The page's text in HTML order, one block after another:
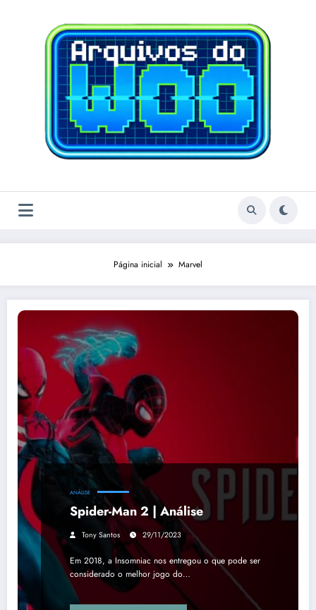
Página inicial Marvel
ANÁLISE
Spider-Man 2 | Análise
Tony Santos 29/11/2023
Em 2018, a Insomniac nos entregou o que pode ser
considerado o melhor jogo do…